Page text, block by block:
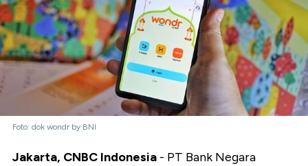
Foto: dok wondr by BNI
Jakarta, CNBC Indonesia - PT Bank Negara